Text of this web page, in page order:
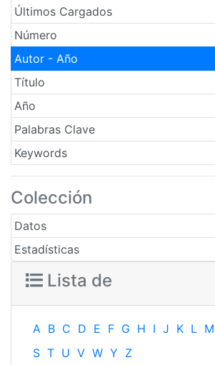
Últimos Cargados
Número
Autor - Año
Título
Año
Palabras Clave
Keywords
Colección
Datos
Estadísticas
Lista de
A B C D E F G H I J K L M
S T U V W Y Z